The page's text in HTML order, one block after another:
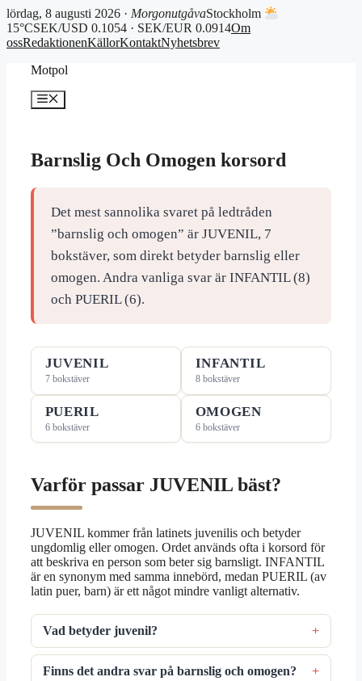
lördag, 8 augusti 2026 · MorgonutgåvaStockholm
15°CSEK/USD 0.1054 · SEK/EUR 0.0914Om
ossRedaktionenKällorKontaktNyhetsbrev
Motpol
Meny
Barnslig Och Omogen korsord
Det mest sannolika svaret på ledtråden
”barnslig och omogen” är JUVENIL, 7
bokstäver, som direkt betyder barnslig eller
omogen. Andra vanliga svar är INFANTIL (8)
och PUERIL (6).
JUVENIL
7 bokstäver
INFANTIL
8 bokstäver
PUERIL
6 bokstäver
OMOGEN
6 bokstäver
Varför passar JUVENIL bäst?
JUVENIL kommer från latinets juvenilis och betyder
ungdomlig eller omogen. Ordet används ofta i korsord för
att beskriva en person som beter sig barnsligt. INFANTIL
är en synonym med samma innebörd, medan PUERIL (av
latin puer, barn) är ett något mindre vanligt alternativ.
Vad betyder juvenil?
Finns det andra svar på barnslig och omogen?